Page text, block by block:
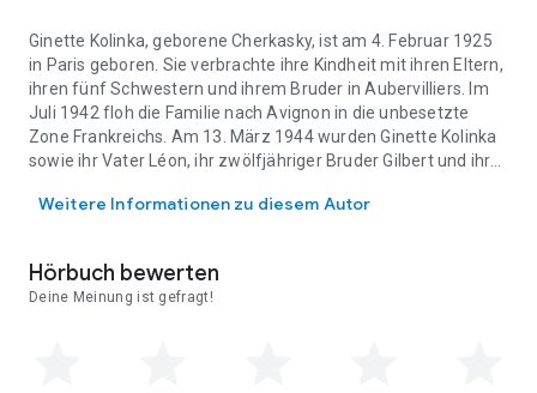
Ginette Kolinka, geborene Cherkasky, ist am 4. Februar 1925
in Paris geboren. Sie verbrachte ihre Kindheit mit ihren Eltern,
ihren fünf Schwestern und ihrem Bruder in Aubervilliers. Im
Juli 1942 floh die Familie nach Avignon in die unbesetzte
Zone Frankreichs. Am 13. März 1944 wurden Ginette Kolinka
sowie ihr Vater Léon, ihr zwölfjähriger Bruder Gilbert und ihr
Familie wurde zuerst in der Haftanstalt Avignon, danach in
Konzentrationslager Auschwitz-Birkenau verschleppt. Von
Oktober 1944 bis April 1945 war Konlinka in den KZs Bergen-
Weitere Informationen zu diesem Autor
Hörbuch bewerten
Deine Meinung ist gefragt!